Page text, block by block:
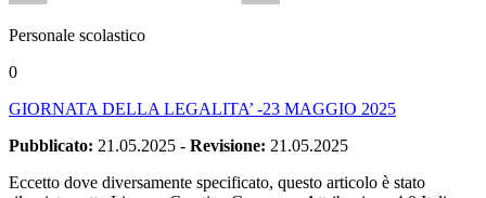
Personale scolastico
0
GIORNATA DELLA LEGALITA’ -23 MAGGIO 2025
Pubblicato: 21.05.2025 - Revisione: 21.05.2025
Eccetto dove diversamente specificato, questo articolo è stato